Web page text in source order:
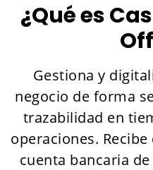
¿Qué es
Gestiona y
negocio de forma
trazabilidad en
operaciones.
cuenta bancaria